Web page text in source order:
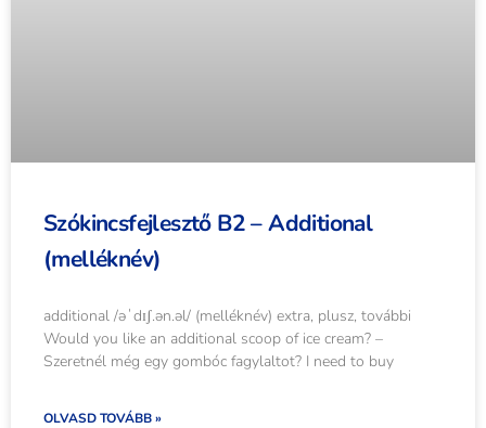
Szókincsfejlesztő B2 – Additional
(melléknév)
additional /əˈdɪʃ.ən.əl/ (melléknév) extra, plusz, további
Would you like an additional scoop of ice cream? –
Szeretnél még egy gombóc fagylaltot? I need to buy
OLVASD TOVÁBB »